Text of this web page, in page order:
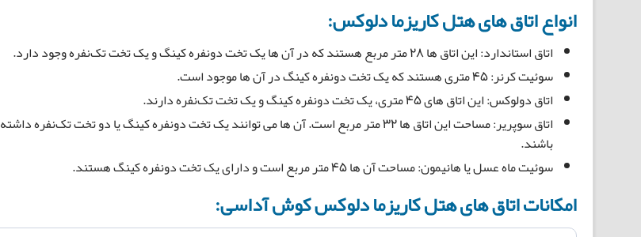
انواع اتاق های هتل کاریزما دلوکس:
اتاق استاندارد: این اتاق ها ۲۸ متر مربع هستند که در آن ها یک تخت دونفره کینگ و یک تخت تک‌نفره وجود دارد.
سوئیت کرنر: ۴۵ متری هستند که یک تخت دونفره کینگ در آن ها موجود است.
اتاق دولوکس: این اتاق های ۴۵ متری، یک تخت دونفره کینگ و یک تخت تک‌نفره دارند.
اتاق سوپریر: مساحت این اتاق ها ۳۲ متر مربع است. آن ها می توانند یک تخت دونفره کینگ یا دو تخت تک‌نفره داشته
باشند.
سوئیت ماه عسل یا هانیمون: مساحت آن ها ۴۵ متر مربع است و دارای یک تخت دونفره کینگ هستند.
امکانات اتاق های هتل کاریزما دلوکس کوش آداسی: